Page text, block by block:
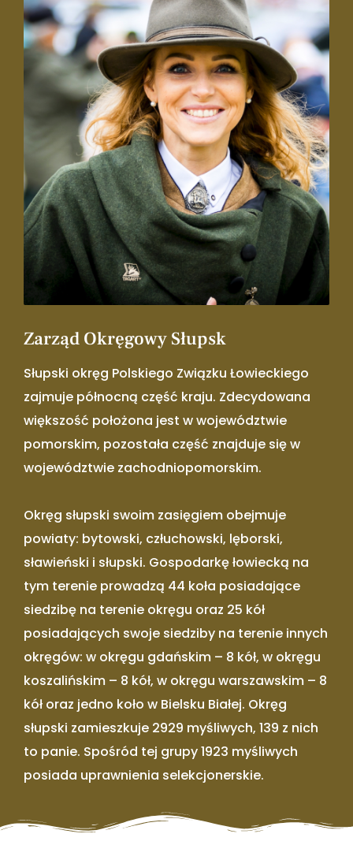
Zarząd Okręgowy Słupsk
Słupski okręg Polskiego Związku Łowieckiego
zajmuje północną część kraju. Zdecydowana
większość położona jest w województwie
pomorskim, pozostała część znajduje się w
województwie zachodniopomorskim.
Okręg słupski swoim zasięgiem obejmuje
powiaty: bytowski, człuchowski, lęborski,
sławieński i słupski. Gospodarkę łowiecką na
tym terenie prowadzą 44 koła posiadające
siedzibę na terenie okręgu oraz 25 kół
posiadających swoje siedziby na terenie innych
okręgów: w okręgu gdańskim – 8 kół, w okręgu
koszalińskim – 8 kół, w okręgu warszawskim – 8
kół oraz jedno koło w Bielsku Białej. Okręg
słupski zamieszkuje 2929 myśliwych, 139 z nich
to panie. Spośród tej grupy 1923 myśliwych
posiada uprawnienia selekcjonerskie.